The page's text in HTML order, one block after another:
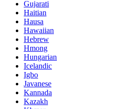
Gujarati
Haitian
Hausa
Hawaiian
Hebrew
Hmong
Hungarian
Icelandic
Igbo
Javanese
Kannada
Kazakh